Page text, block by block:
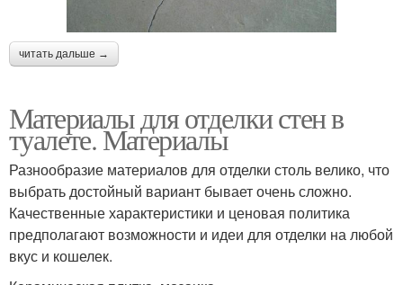
читать дальше →
Материалы для отделки стен в
туалете. Материалы
Разнообразие материалов для отделки столь велико, что
выбрать достойный вариант бывает очень сложно.
Качественные характеристики и ценовая политика
предполагают возможности и идеи для отделки на любой
вкус и кошелек.